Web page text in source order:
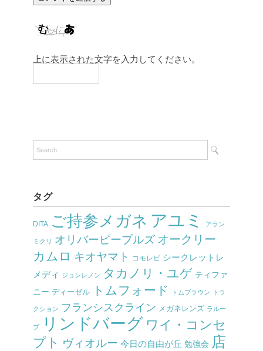
上に表示された文字を入力してください。
タグ
DITA ご持参メガネ アユミ アラン
ミクリ オリバーピープルズ オークリー
カムロ キオヤマト コモレビ シークレットレ
メディ
ジョンレノン タカノリ・ユゲ ティファ
ニー ディーゼル トムフォード トムブラウン トラ
クション フランシスクライン メガネレンズ ラルー
プ リンドバーグ ワイ・コンセ
プト ヴィオルー 今日の自由が丘 勉強会 店